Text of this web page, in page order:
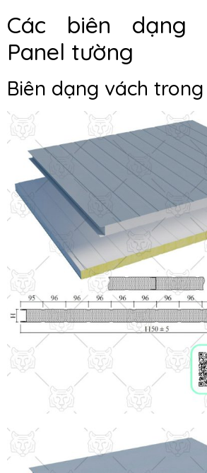
Các biên dạng
Panel tường
Biên dạng vách trong